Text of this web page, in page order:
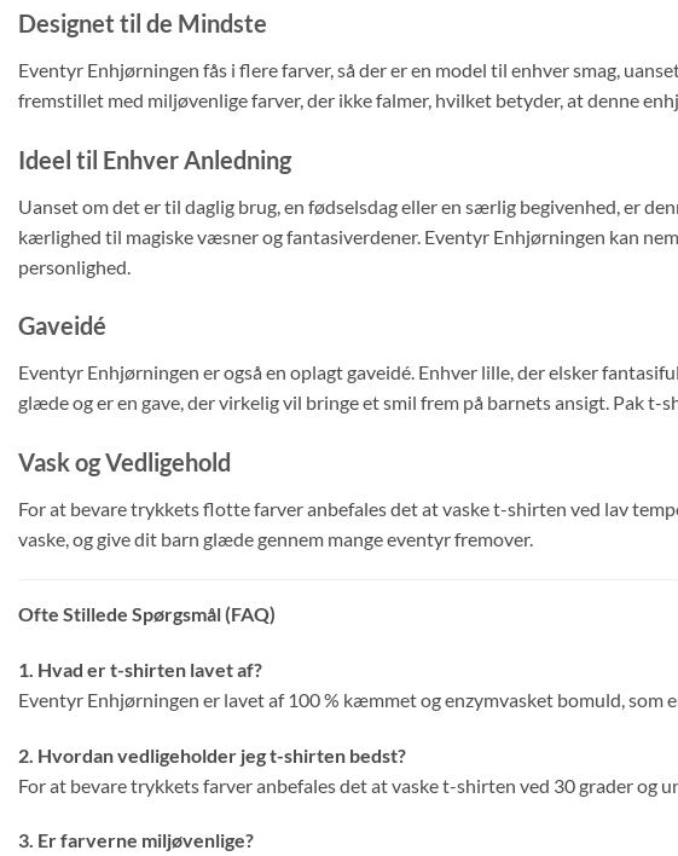
Designet til de Mindste
Eventyr Enhjørningen fås i flere farver, så der er en model til enhver smag,
fremstillet med miljøvenlige farver, der ikke falmer, hvilket betyder, at denne
Ideel til Enhver Anledning
Uanset om det er til daglig brug, en fødselsdag eller en særlig begivenhed, er
kærlighed til magiske væsner og fantasiverdener. Eventyr Enhjørningen kan
personlighed.
Gaveidé
Eventyr Enhjørningen er også en oplagt gaveidé. Enhver lille, der elsker
glæde og er en gave, der virkelig vil bringe et smil frem på barnets ansigt. Pak
Vask og Vedligehold
For at bevare trykkets flotte farver anbefales det at vaske t-shirten ved lav
vaske, og give dit barn glæde gennem mange eventyr fremover.
Ofte Stillede Spørgsmål (FAQ)
1. Hvad er t-shirten lavet af?
Eventyr Enhjørningen er lavet af 100 % kæmmet og enzymvasket bomuld, som
2. Hvordan vedligeholder jeg t-shirten bedst?
For at bevare trykkets farver anbefales det at vaske t-shirten ved 30 grader og
3. Er farverne miljøvenlige?